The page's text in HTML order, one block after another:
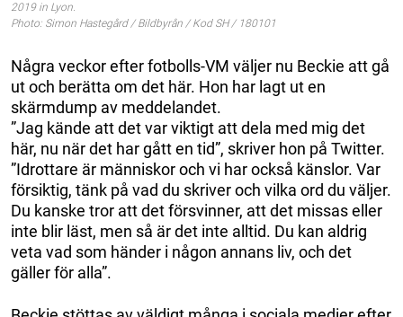
2019 in Lyon.
Photo: Simon Hastegård / Bildbyrån / Kod SH / 180101
Några veckor efter fotbolls-VM väljer nu Beckie att gå
ut och berätta om det här. Hon har lagt ut en
skärmdump av meddelandet.
”Jag kände att det var viktigt att dela med mig det
här, nu när det har gått en tid”, skriver hon på Twitter.
”Idrottare är människor och vi har också känslor. Var
försiktig, tänk på vad du skriver och vilka ord du väljer.
Du kanske tror att det försvinner, att det missas eller
inte blir läst, men så är det inte alltid. Du kan aldrig
veta vad som händer i någon annans liv, och det
gäller för alla”.